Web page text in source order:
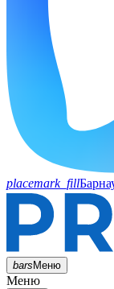
placemark_fill
barsМеню
Меню